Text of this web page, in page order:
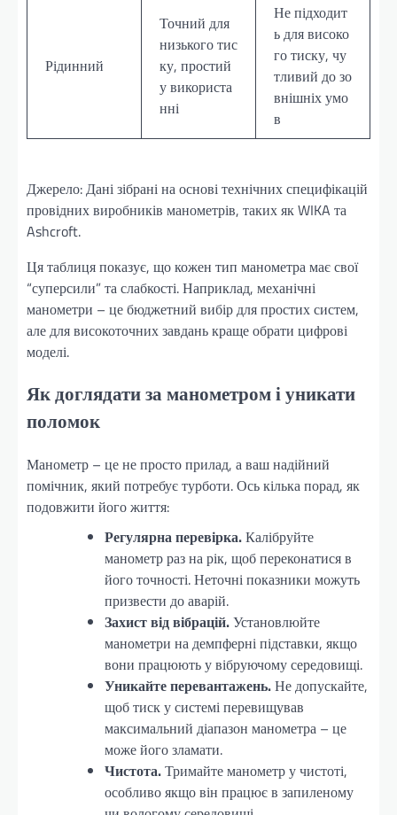
Рідинний
Точний для
низького тис
ку, простий
у використа
нні
Не підходит
ь для високо
го тиску, чу
тливий до зо
внішніх умо
в
Джерело: Дані зібрані на основі технічних специфікацій
провідних виробників манометрів, таких як WIKA та
Ashcroft.
Ця таблиця показує, що кожен тип манометра має свої
“суперсили” та слабкості. Наприклад, механічні
манометри – це бюджетний вибір для простих систем,
але для високоточних завдань краще обрати цифрові
моделі.
Як доглядати за манометром і уникати
поломок
Манометр – це не просто прилад, а ваш надійний
помічник, який потребує турботи. Ось кілька порад, як
подовжити його життя:
Регулярна перевірка.Калібруйте
манометр раз на рік, щоб переконатися в
його точності. Неточні показники можуть
призвести до аварій.
Захист від вібрацій.Установлюйте
манометри на демпферні підставки, якщо
вони працюють у вібруючому середовищі.
Уникайте перевантажень.Не допускайте,
щоб тиск у системі перевищував
максимальний діапазон манометра – це
може його зламати.
Чистота.Тримайте манометр у чистоті,
особливо якщо він працює в запиленому